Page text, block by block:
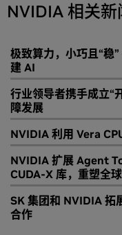
NVIDIA 相关新
极致算力，小巧且“
建 AI
行业领导者携手成立“
障发展
NVIDIA 利用 Vera
NVIDIA 扩展 Agent
CUDA-X 库，重塑全
SK 集团和 NVIDIA 拓
合作